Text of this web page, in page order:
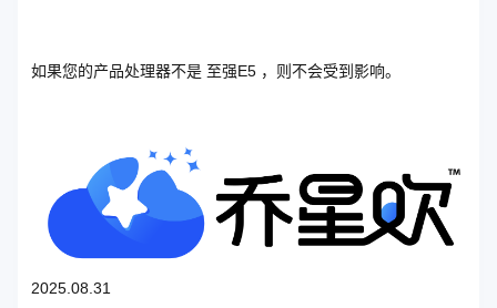
如果您的产品处理器不是 至强E5 ，则不会受到影响。
2025.08.31